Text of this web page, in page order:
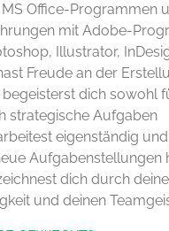
Office-Programmen
mit Adobe-
Illustrator,
Freude an der
dich sowohl
strategische Aufgaben
eigenständig
Aufgabenstellungen
dich durch
und deinen